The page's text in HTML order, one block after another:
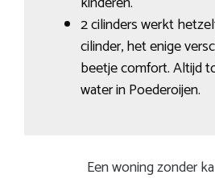
2 cilinders werkt
cilinder, het enige
beetje comfort. Altijd
water in Poederoijen.
Een woning zonder